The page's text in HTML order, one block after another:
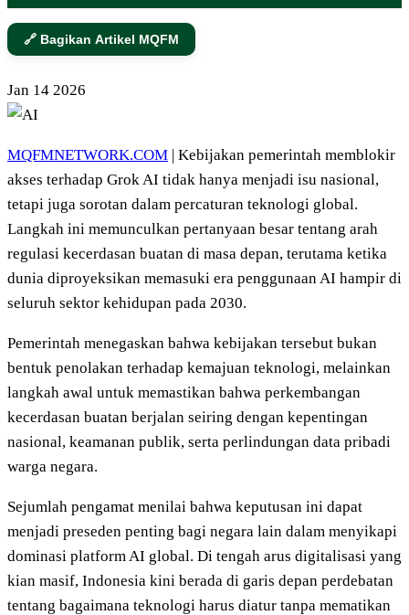
🔗 Bagikan Artikel MQFM
Jan 14 2026
MQFMNETWORK.COM | Kebijakan pemerintah memblokir
akses terhadap Grok AI tidak hanya menjadi isu nasional,
tetapi juga sorotan dalam percaturan teknologi global.
Langkah ini memunculkan pertanyaan besar tentang arah
regulasi kecerdasan buatan di masa depan, terutama ketika
dunia diproyeksikan memasuki era penggunaan AI hampir di
seluruh sektor kehidupan pada 2030.
Pemerintah menegaskan bahwa kebijakan tersebut bukan
bentuk penolakan terhadap kemajuan teknologi, melainkan
langkah awal untuk memastikan bahwa perkembangan
kecerdasan buatan berjalan seiring dengan kepentingan
nasional, keamanan publik, serta perlindungan data pribadi
warga negara.
Sejumlah pengamat menilai bahwa keputusan ini dapat
menjadi preseden penting bagi negara lain dalam menyikapi
dominasi platform AI global. Di tengah arus digitalisasi yang
kian masif, Indonesia kini berada di garis depan perdebatan
tentang bagaimana teknologi harus diatur tanpa mematikan